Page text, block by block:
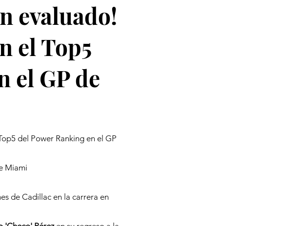
evaluado!
el Top5
el GP de
del Power Ranking en el GP
Miami
de Cadillac en la carrera en